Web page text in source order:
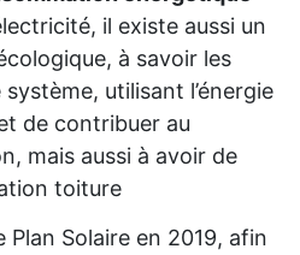
il existe aussi un
à savoir les
utilisant l’énergie
de contribuer au
mais aussi à avoir de
toiture
Plan Solaire en 2019, afin